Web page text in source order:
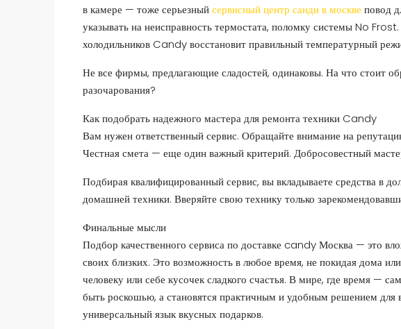
в камере — тоже серьезныйсервисный центр санди в москве повод
указывать на неисправность термостата, поломку системы No
холодильников Candy восстановит правильный температурный
Не все фирмы, предлагающие сладостей, одинаковы. На что стоит
разочарования?
Как подобрать надежного мастера для ремонта техники Candy
Вам нужен ответственный сервис. Обращайте внимание на
Честная смета — еще один важный критерий. Добросовестный
Подбирая квалифицированный сервис, вы вкладываете средства в
домашней техники. Вверяйте свою технику только
Финальные мысли
Подбор качественного сервиса по доставке candy Москва — это
своих близких. Это возможность в любое время, не покидая дома
человеку или себе кусочек сладкого счастья. В мире, где время —
быть роскошью, а становятся практичным и удобным решением для
универсальный язык вкусных подарков.